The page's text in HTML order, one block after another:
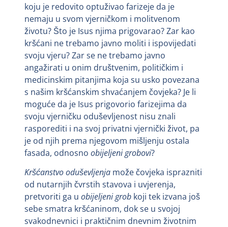
koju je redovito optuživao farizeje da je
nemaju u svom vjerničkom i molitvenom
životu? Što je Isus njima prigovarao? Zar kao
kršćani ne trebamo javno moliti i ispovijedati
svoju vjeru? Zar se ne trebamo javno
angažirati u onim društvenim, političkim i
medicinskim pitanjima koja su usko povezana
s našim kršćanskim shvaćanjem čovjeka? Je li
moguće da je Isus prigovorio farizejima da
svoju vjerničku oduševljenost nisu znali
rasporediti i na svoj privatni vjernički život, pa
je od njih prema njegovom mišljenju ostala
fasada, odnosno obijeljeni grobovi?
Kršćanstvo oduševljenja može čovjeka isprazniti
od nutarnjih čvrstih stavova i uvjerenja,
pretvoriti ga u obijeljeni grob koji tek izvana još
sebe smatra kršćaninom, dok se u svojoj
svakodnevnici i praktičnim dnevnim životnim